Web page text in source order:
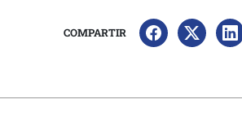
COMPARTIR